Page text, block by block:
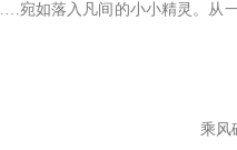
宛如落入凡间的小小精灵。从